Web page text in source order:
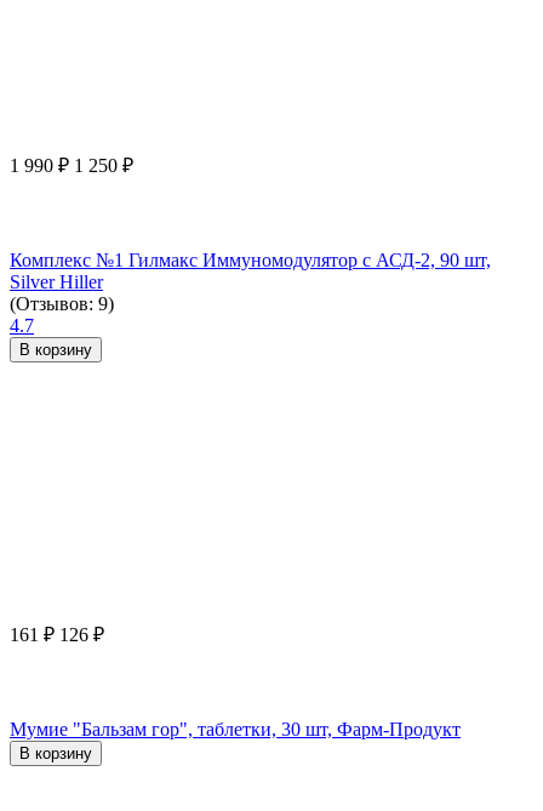
1 990 ₽ 1 250 ₽
Комплекс №1 Гилмакс Иммуномодулятор с АСД-2, 90 шт,
Silver Hiller
(Отзывов: 9)
4.7
В корзину
161 ₽ 126 ₽
Мумие "Бальзам гор", таблетки, 30 шт, Фарм-Продукт
В корзину